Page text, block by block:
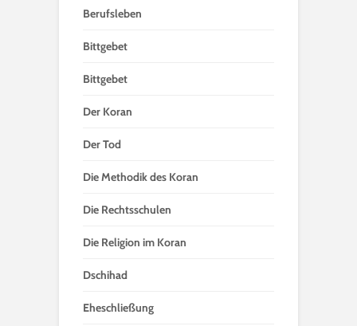
Berufsleben
Bittgebet
Bittgebet
Der Koran
Der Tod
Die Methodik des Koran
Die Rechtsschulen
Die Religion im Koran
Dschihad
Eheschließung